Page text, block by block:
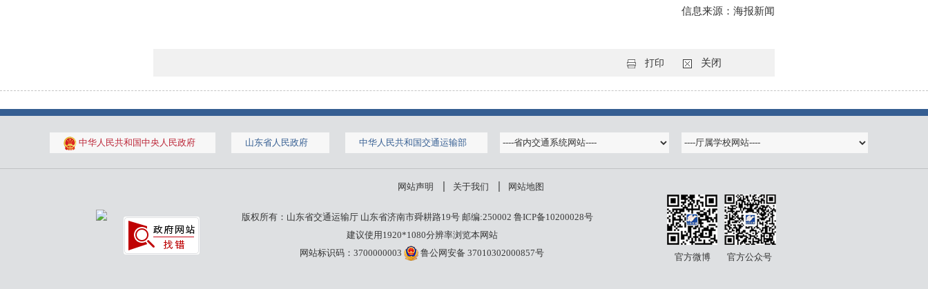
信息来源：海报新闻
打印 关闭
中华人民共和国中央人民政府 山东省人民政府 中华人民共和国交通运输部
网站声明 关于我们 网站地图
版权所有：山东省交通运输厅 山东省济南市舜耕路19号 邮编:250002 鲁ICP备10200028号
建议使用1920*1080分辨率浏览本网站
网站标识码：3700000003
鲁公网安备 37010302000857号 官方微博 官方公众号